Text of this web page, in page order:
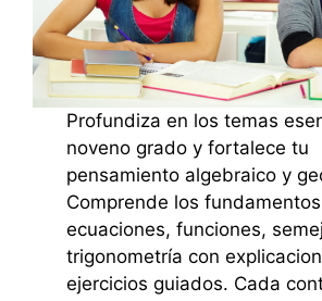
Profundiza en los temas
noveno grado y fortalece tu
pensamiento algebraico y
Comprende los
ecuaciones, funciones,
trigonometría con
ejercicios guiados. Cada